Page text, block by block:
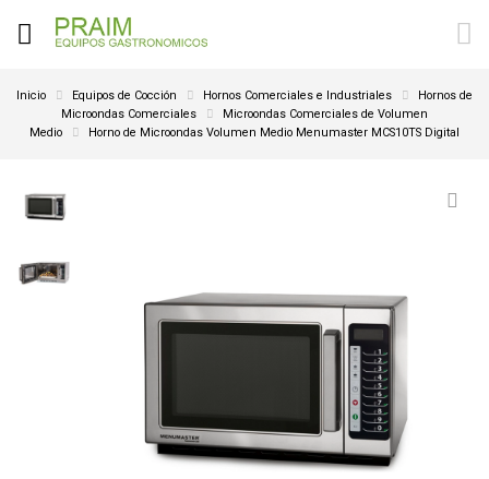
Inicio Equipos de Cocción Hornos Comerciales e Industriales
Hornos de
Microondas Comerciales
Microondas Comerciales de Volumen
Medio
Horno de Microondas Volumen Medio Menumaster MCS10TS Digital